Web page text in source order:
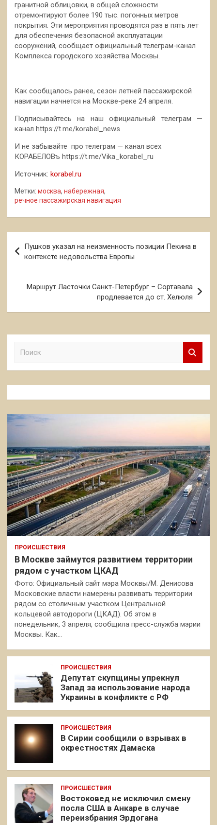
гранитной облицовки, в общей сложности
отремонтируют более 190 тыс. погонных метров
покрытия. Эти мероприятия проводятся раз в пять лет
для обеспечения безопасной эксплуатации
сооружений, сообщает официальный телеграм-канал
Комплекса городского хозяйства Москвы.
Как сообщалось ранее, сезон летней пассажирской
навигации начнется на Москве-реке 24 апреля.
Подписывайтесь на наш официальный телеграм —
канал https://t.me/korabel_news
И не забывайте про телеграм — канал всех
КОРАБЕЛОВъ https://t.me/Vika_korabel_ru
Источник: korabel.ru
Метки: москва, набережная,
речное пассажирская навигация
по
записям
Пушков указал на неизменность позиции Пекина в
контексте недовольства Европы
Маршрут Ласточки Санкт-Петербург – Сортавала
продлевается до ст. Хелюля
к
ПРОИСШЕСТВИЯ
В Москве займутся развитием территории
рядом с участком ЦКАД
Фото: Официальный сайт мэра Москвы/М. Денисова
Московские власти намерены развивать территории
рядом со столичным участком Центральной
кольцевой автодороги (ЦКАД). Об этом в
понедельник, 3 апреля, сообщила пресс-служба мэрии
Москвы. Как…
ПРОИСШЕСТВИЯ
Депутат скупщины упрекнул
Запад за использование народа
Украины в конфликте с РФ
ПРОИСШЕСТВИЯ
В Сирии сообщили о взрывах в
окрестностях Дамаска
ПРОИСШЕСТВИЯ
Востоковед не исключил смену
посла США в Анкаре в случае
переизбрания Эрдогана